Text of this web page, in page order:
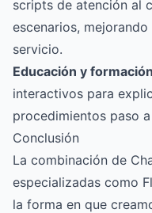
scripts de atención al
escenarios,
servicio.
Educación y formación
interactivos para
procedimientos paso
Conclusión
La combinación de
especializadas como
la forma en que